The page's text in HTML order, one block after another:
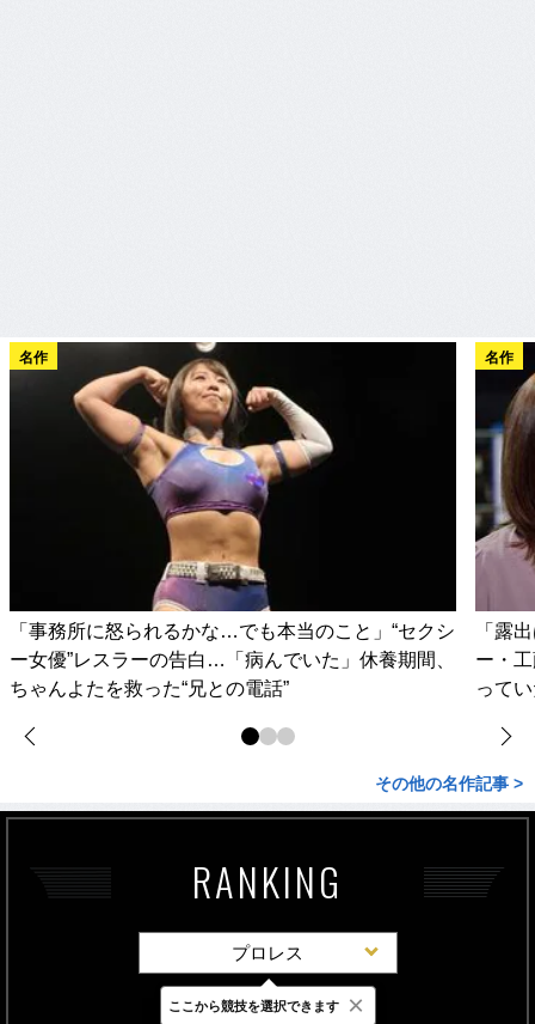
名作
「事務所に怒られるかな…でも本当のこと」“セクシ
ー女優”レスラーの告白…「病んでいた」休養期間、
ちゃんよたを救った“兄との電話”
名作
「露
ー・
って
その他の名作記事 >
RANKING
プロレス
最新 24時間 週間
ここから競技を選択できます ×